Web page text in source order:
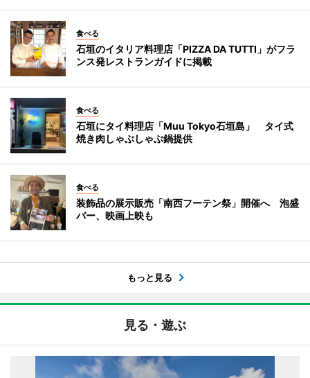
食べる
石垣のイタリア料理店「PIZZA DA TUTTI」がフラ
ンス発レストランガイドに掲載
食べる
石垣にタイ料理店「Muu Tokyo石垣島」 タイ式
焼き肉しゃぶしゃぶ鍋提供
食べる
装飾品の展示販売「南西フーテン祭」開催へ 泡盛
バー、映画上映も
もっと見る
見る・遊ぶ